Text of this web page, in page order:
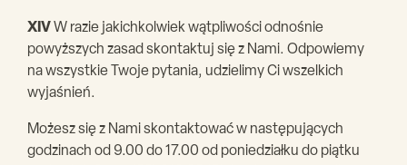
XIV W razie jakichkolwiek wątpliwości odnośnie
powyższych zasad skontaktuj się z Nami. Odpowiemy
na wszystkie Twoje pytania, udzielimy Ci wszelkich
wyjaśnień.
Możesz się z Nami skontaktować w następujących
godzinach od 9.00 do 17.00 od poniedziałku do piątku